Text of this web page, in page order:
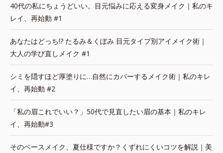
40代の私にちょうどいい。目元悩みに応える変身メイク｜私のキ
レイ、再始動 #1
あなたはどっち!? たるみ＆くぼみ 目元タイプ別アイメイク術｜
大人の学び直しメイク #1
シミを隠すほど厚塗りに…自然にカバーするメイク術｜私のキレ
イ、再始動 #2
「私の眉これでいい？」50代で見直したい眉の基本｜私のキレ
イ、再始動#3
そのベースメイク、夏仕様ですか？くずれにくいコツを解説｜美